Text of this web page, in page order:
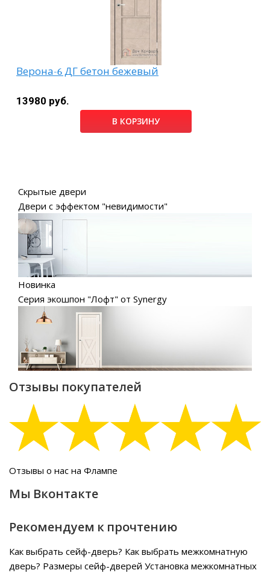
Верона-6 ДГ бетон бежевый
13980 руб.
В КОРЗИНУ
Скрытые двери
Двери с эффектом "невидимости"
Новинка
Серия экошпон "Лофт" от Synergy
Отзывы покупателей
Отзывы о нас на Флампе
Мы Вконтакте
Рекомендуем к прочтению
Как выбрать сейф-дверь? Как выбрать межкомнатную
дверь? Размеры сейф-дверей Установка межкомнатных